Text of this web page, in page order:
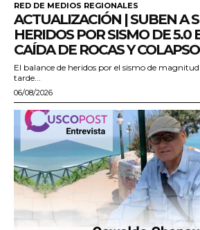
RED DE MEDIOS REGIONALES
ACTUALIZACIÓN | SUBEN A
HERIDOS POR SISMO DE 5.0
CAÍDA DE ROCAS Y
El balance de heridos por el sismo de
tarde...
06/08/2026